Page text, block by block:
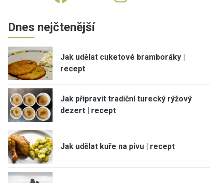
Dnes nejčtenější
Jak udělat cuketové bramboráky |
recept
Jak připravit tradiční turecký rýžový
dezert | recept
Jak udělat kuře na pivu | recept